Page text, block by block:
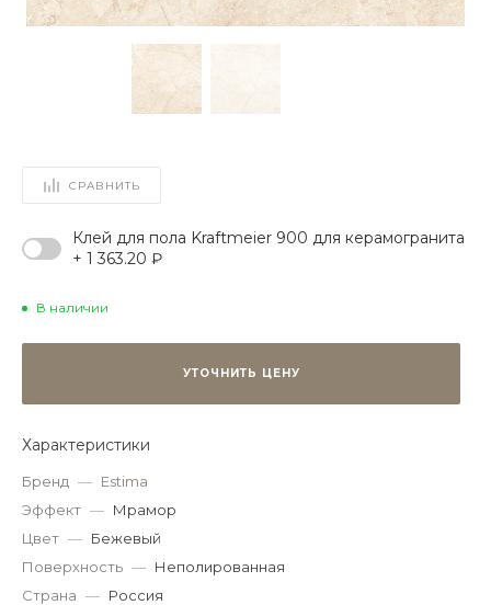
СРАВНИТЬ
Клей для пола Kraftmeier 900 для керамогранита
+ 1 363.20 ₽
В наличии
УТОЧНИТЬ ЦЕНУ
Характеристики
Бренд — Estima
Эффект — Мрамор
Цвет — Бежевый
Поверхность — Неполированная
Страна — Россия